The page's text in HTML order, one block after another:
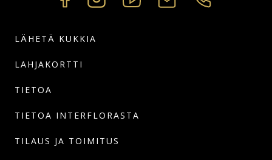
LÄHETÄ KUKKIA
LAHJAKORTTI
TIETOA
TIETOA INTERFLORASTA
TILAUS JA TOIMITUS